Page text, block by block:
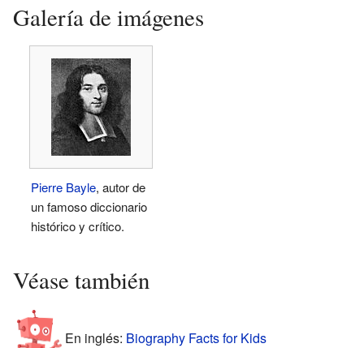
Galería de imágenes
Pierre Bayle, autor de
un famoso diccionario
histórico y crítico.
Véase también
En inglés: Biography Facts for Kids